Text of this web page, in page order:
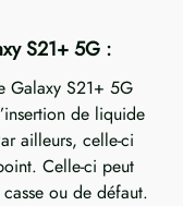
S21+ 5G :
Galaxy S21+ 5G
de liquide
ailleurs, celle-ci
Celle-ci peut
ou de défaut.